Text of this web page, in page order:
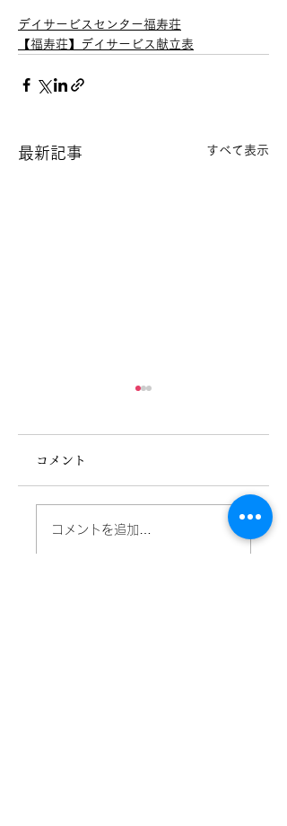
デイサービスセンター福寿荘
【福寿荘】デイサービス献立表
最新記事 すべて表示
コメント
コメントを追加…